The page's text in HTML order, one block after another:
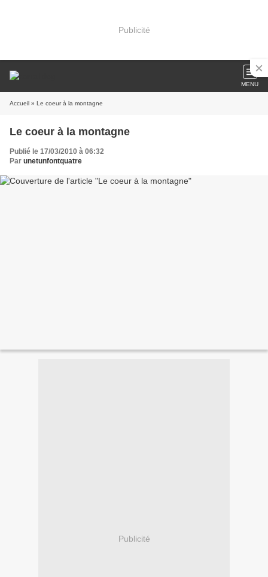
Publicité
MENU
Accueil » Le coeur à la montagne
Le coeur à la montagne
Publié le 17/03/2010 à 06:32
Par unetunfontquatre
Publicité